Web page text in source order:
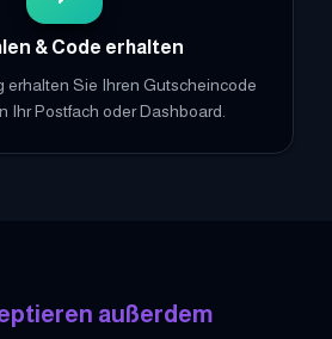
& Code erhalten
erhalten Sie Ihren Gutscheincode
Ihr Postfach oder Dashboard.
außerdem